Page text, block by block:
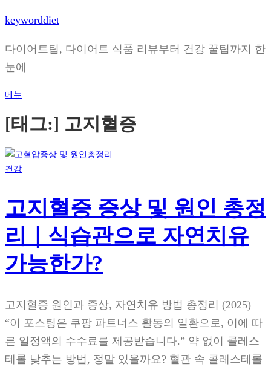
내
으
로
바
로
기
keyworddiet
다이어트팁, 다이어트 식품 리뷰부터 건강 꿀팁까지 한
눈에
메뉴
[태그:] 고지혈증
건강
고지혈증 증상 및 원인 총정
리｜식습관으로 자연치유
가능한가?
고지혈증 원인과 증상, 자연치유 방법 총정리 (2025)
“이 포스팅은 쿠팡 파트너스 활동의 일환으로, 이에 따
른 일정액의 수수료를 제공받습니다.” 약 없이 콜레스
테롤 낮추는 방법, 정말 있을까요? 혈관 속 콜레스테롤